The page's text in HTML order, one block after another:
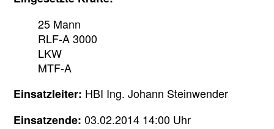
25 Mann
RLF-A 3000
LKW
MTF-A
Einsatzleiter: HBI Ing. Johann Steinwender
Einsatzende: 03.02.2014 14:00 Uhr